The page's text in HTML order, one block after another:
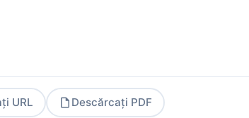
URL Descărcați PDF